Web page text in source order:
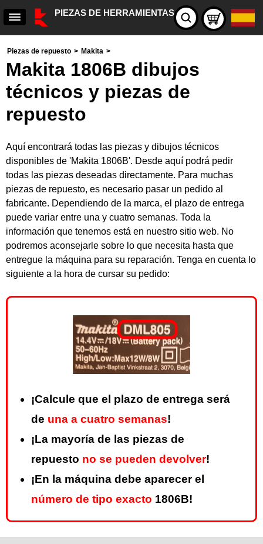
PIEZAS DE HERRAMIENTAS
Piezas de repuesto > Makita >
Makita 1806B dibujos
técnicos y piezas de
repuesto
Aquí encontrará todas las piezas y dibujos técnicos
disponibles de 'Makita 1806B'. Desde aquí podrá pedir
todas las piezas deseadas directamente. Para muchas
piezas de repuesto, es necesario pasar un pedido al
fabricante. Dependiendo de la marca, el plazo de entrega
puede variar entre una y cuatro semanas. Toda la
información que tenemos está en nuestro sitio web. No
podremos aconsejarle sobre lo que necesita hasta que
entregue la máquina para su reparación. Tenga en cuenta lo
siguiente a la hora de cursar su pedido:
¡Calcule que el plazo de entrega será
de una a cuatro semanas!
¡La mayoría de las piezas de
repuesto no se pueden devolver!
¡En la máquina debe aparecer el
número de tipo exacto 1806B!